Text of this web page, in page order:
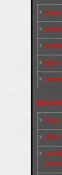
Slider
बुर्जुआ
मज़दूर